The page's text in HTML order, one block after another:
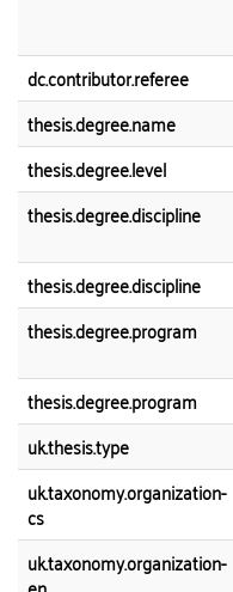
dc.contributor.referee
thesis.degree.name
thesis.degree.level
thesis.degree.discipline
thesis.degree.discipline
thesis.degree.program
thesis.degree.program
uk.thesis.type
uk.taxonomy.organization-
cs
uk.taxonomy.organization-